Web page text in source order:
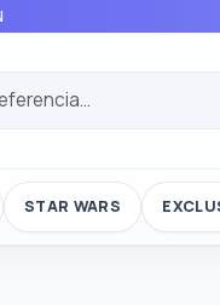
STAR WARS